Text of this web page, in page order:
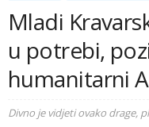
Mladi
u potrebi,
humanitarni
Divno je vidjeti ovako drage,